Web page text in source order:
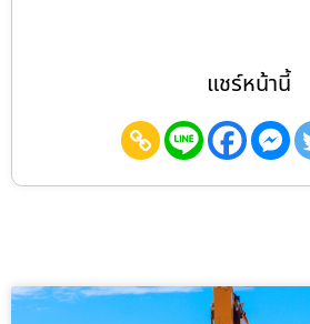
แชร์หน้านี้